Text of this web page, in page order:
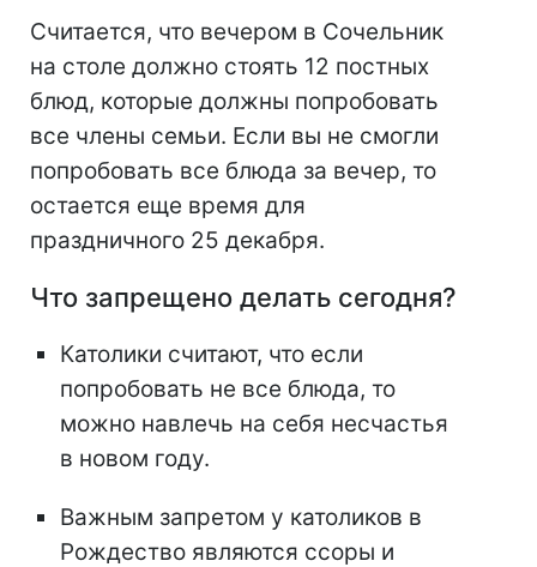
Считается, что вечером в Сочельник
на столе должно стоять 12 постных
блюд, которые должны попробовать
все члены семьи. Если вы не смогли
попробовать все блюда за вечер, то
остается еще время для
праздничного 25 декабря.
Что запрещено делать сегодня?
Католики считают, что если
попробовать не все блюда, то
можно навлечь на себя несчастья
в новом году.
Важным запретом у католиков в
Рождество являются ссоры и